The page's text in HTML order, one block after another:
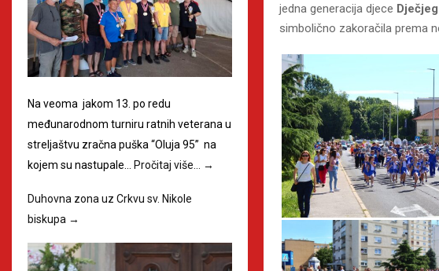
jedna generacija djece
simbolično zakoračila prema
Na veoma jakom 13. po redu
međunarodnom turniru ratnih veterana u
streljaštvu zračna puška “Oluja 95” na
kojem su nastupale…
Pročitaj više… →
Duhovna zona uz Crkvu sv. Nikole
biskupa →